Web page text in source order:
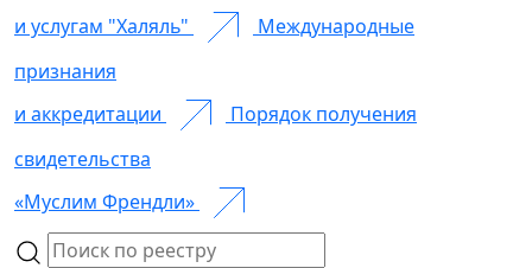
и услугам "Халяль"
Международные
признания
и аккредитации
Порядок получения
свидетельства
«Муслим Френдли»